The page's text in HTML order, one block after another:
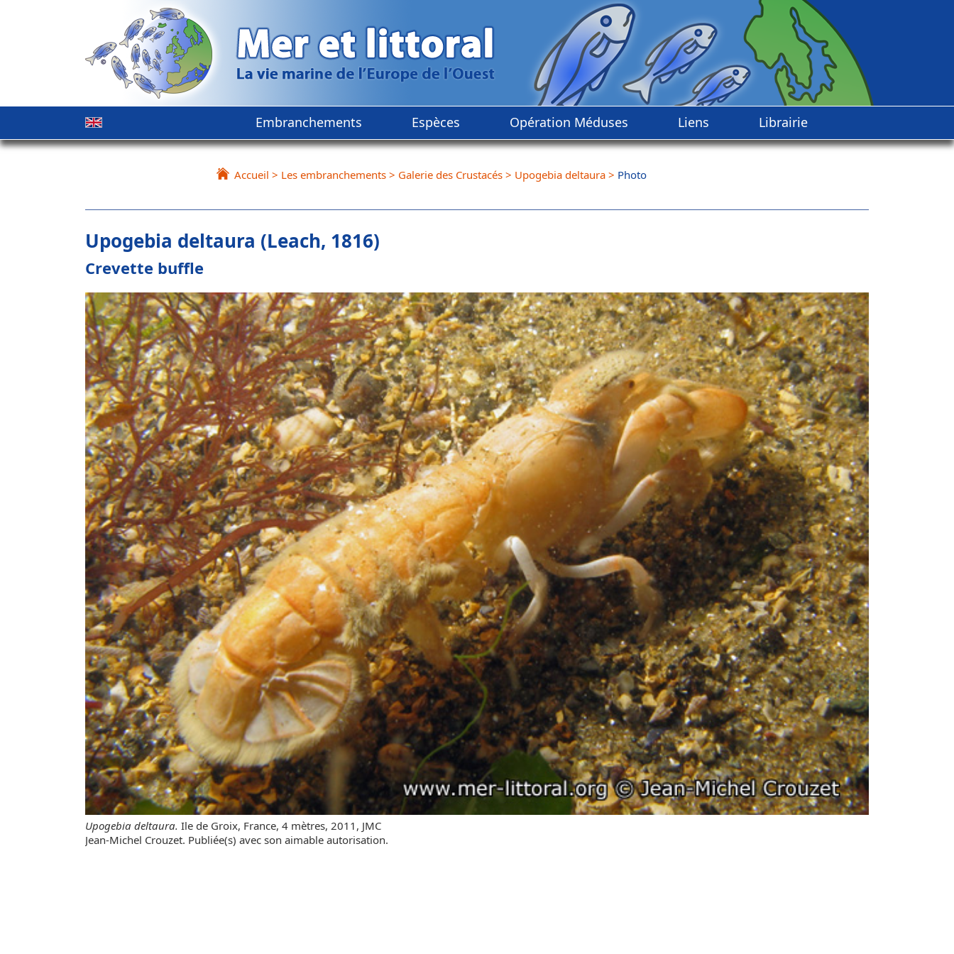
Embranchements Espèces Opération Méduses Liens Librairie
Accueil > Les embranchements > Galerie des Crustacés > Upogebia deltaura > Photo
Upogebia deltaura (Leach, 1816)
Crevette buffle
Upogebia deltaura. Ile de Groix, France, 4 mètres, 2011, JMC
Jean-Michel Crouzet. Publiée(s) avec son aimable autorisation.